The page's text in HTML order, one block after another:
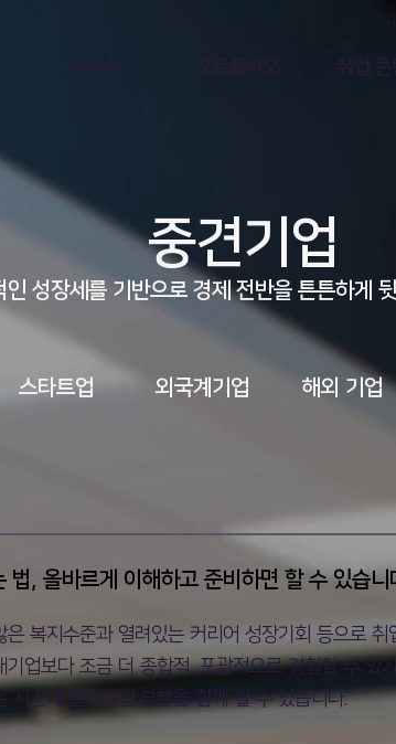
취업
중견기업
인 성장세를 기반으로 경제 전반을 튼튼하게
​스타트업 외국계기업 ​해외 기업
법, 올바르게 이해하고 준비하면 할 수 있습니
복지수준과 열려있는 커리어 성장기회 등으로
업보다 조금 더 종합적, 포괄적으로 경험할 수 있
시간에 발전적인 부분을 함께 할 수 있습니다.